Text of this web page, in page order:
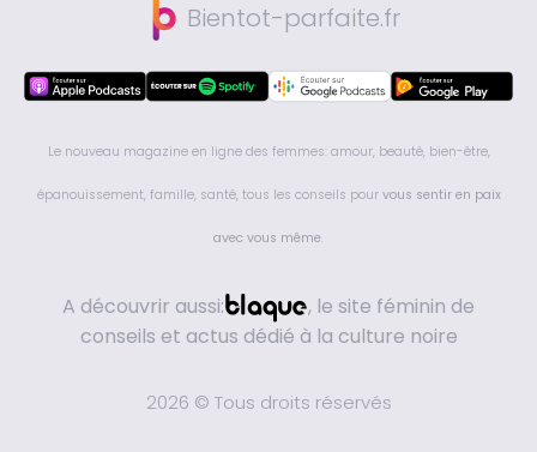
Bientot-parfaite.fr
Le nouveau magazine en ligne des femmes: amour, beauté, bien-être,
épanouissement, famille, santé, tous les conseils pour vous sentir en paix
avec vous même
A découvrir aussi:
, le site féminin de
conseils et actus dédié à la culture noire
2026 © Tous droits réservés